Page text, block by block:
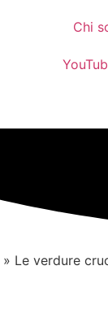
Chi
» Le verdure